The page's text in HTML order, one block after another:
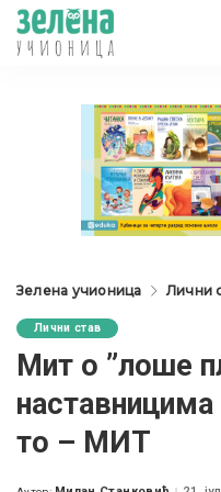
Зелена учионица Лични
Лични став
Мит о ”лоше
наставницима
то – МИТ